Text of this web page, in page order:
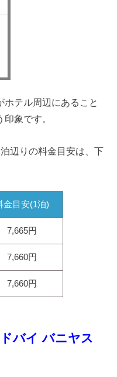
ホテル周辺にあること
印象です。
辺りの料金目安は、下
金目安(1泊)
7,665円
7,660円
7,660円
バイ バニヤス